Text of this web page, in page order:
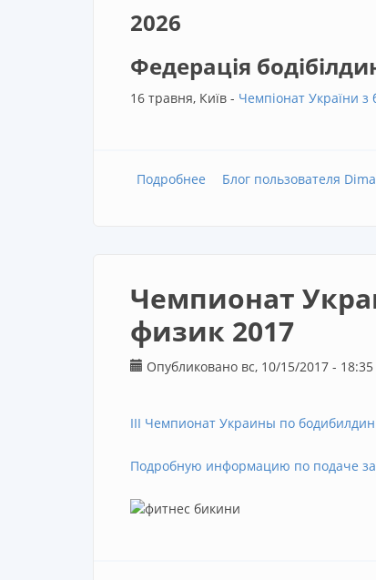
2026
Федерація
16 травня, Київ - Чемпіонат України з
Подробнее о Календар змагань з
Блог пользователя
Чемпионат
физик 2017
Опубликовано вс, 10/15/2017 -
III Чемпионат Украины по
Подробную информацию по подаче